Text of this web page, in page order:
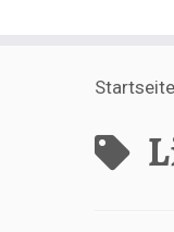
Startseite